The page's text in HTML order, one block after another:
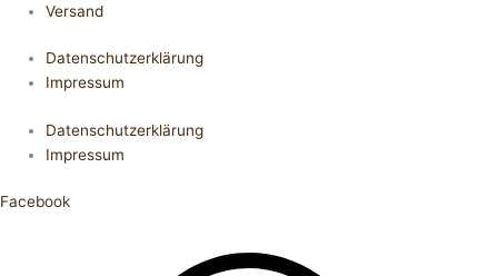
Versand
Datenschutzerklärung
Impressum
Datenschutzerklärung
Impressum
Facebook